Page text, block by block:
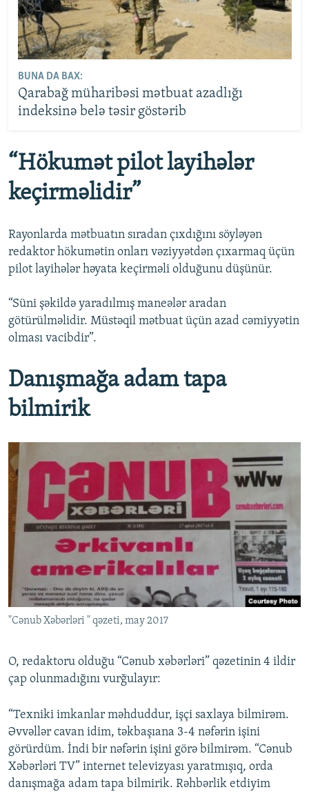
BUNA DA BAX:
Qarabağ müharibəsi mətbuat azadlığı
indeksinə belə təsir göstərib
“Hökumət pilot layihələr
keçirməlidir”
Rayonlarda mətbuatın sıradan çıxdığını söyləyən
redaktor hökumətin onları vəziyyətdən çıxarmaq üçün
pilot layihələr həyata keçirməli olduğunu düşünür.
“Süni şəkildə yaradılmış maneələr aradan
götürülməlidir. Müstəqil mətbuat üçün azad cəmiyyətin
olması vacibdir”.
Danışmağa adam tapa
bilmirik
"Cənub Xəbərləri " qəzeti, may 2017
O, redaktoru olduğu “Cənub xəbərləri” qəzetinin 4 ildir
çap olunmadığını vurğulayır:
“Texniki imkanlar məhduddur, işçi saxlaya bilmirəm.
Əvvəllər cavan idim, təkbaşıana 3-4 nəfərin işini
görürdüm. İndi bir nəfərin işini görə bilmirəm. “Cənub
Xəbərləri TV” internet televizyası yaratmışıq, orda
danışmağa adam tapa bilmirik. Rəhbərlik etdiyim